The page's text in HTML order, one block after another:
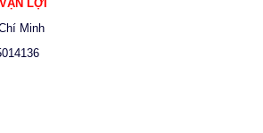
LỢI
Minh